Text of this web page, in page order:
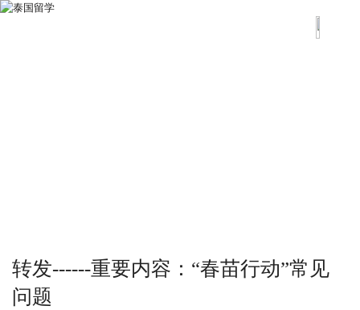
转发------重要内容：“春苗行动”常见
问题